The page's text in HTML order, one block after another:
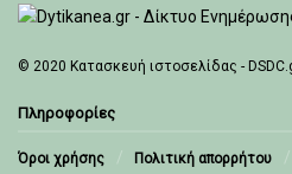
© 2020 Κατασκευή ιστοσελίδας -
Πληροφορίες
Όροι χρήσης Πολιτική απορρήτου